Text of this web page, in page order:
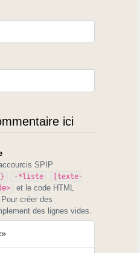
ici
SPIP
-*liste
[texte-
et le code HTML
. Pour créer des
des lignes vides.